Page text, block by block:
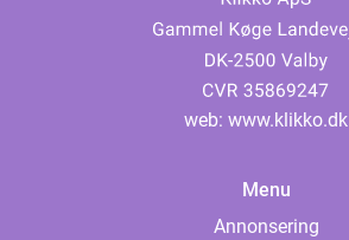
web: www.klikko.dk
Menu
Annonsering